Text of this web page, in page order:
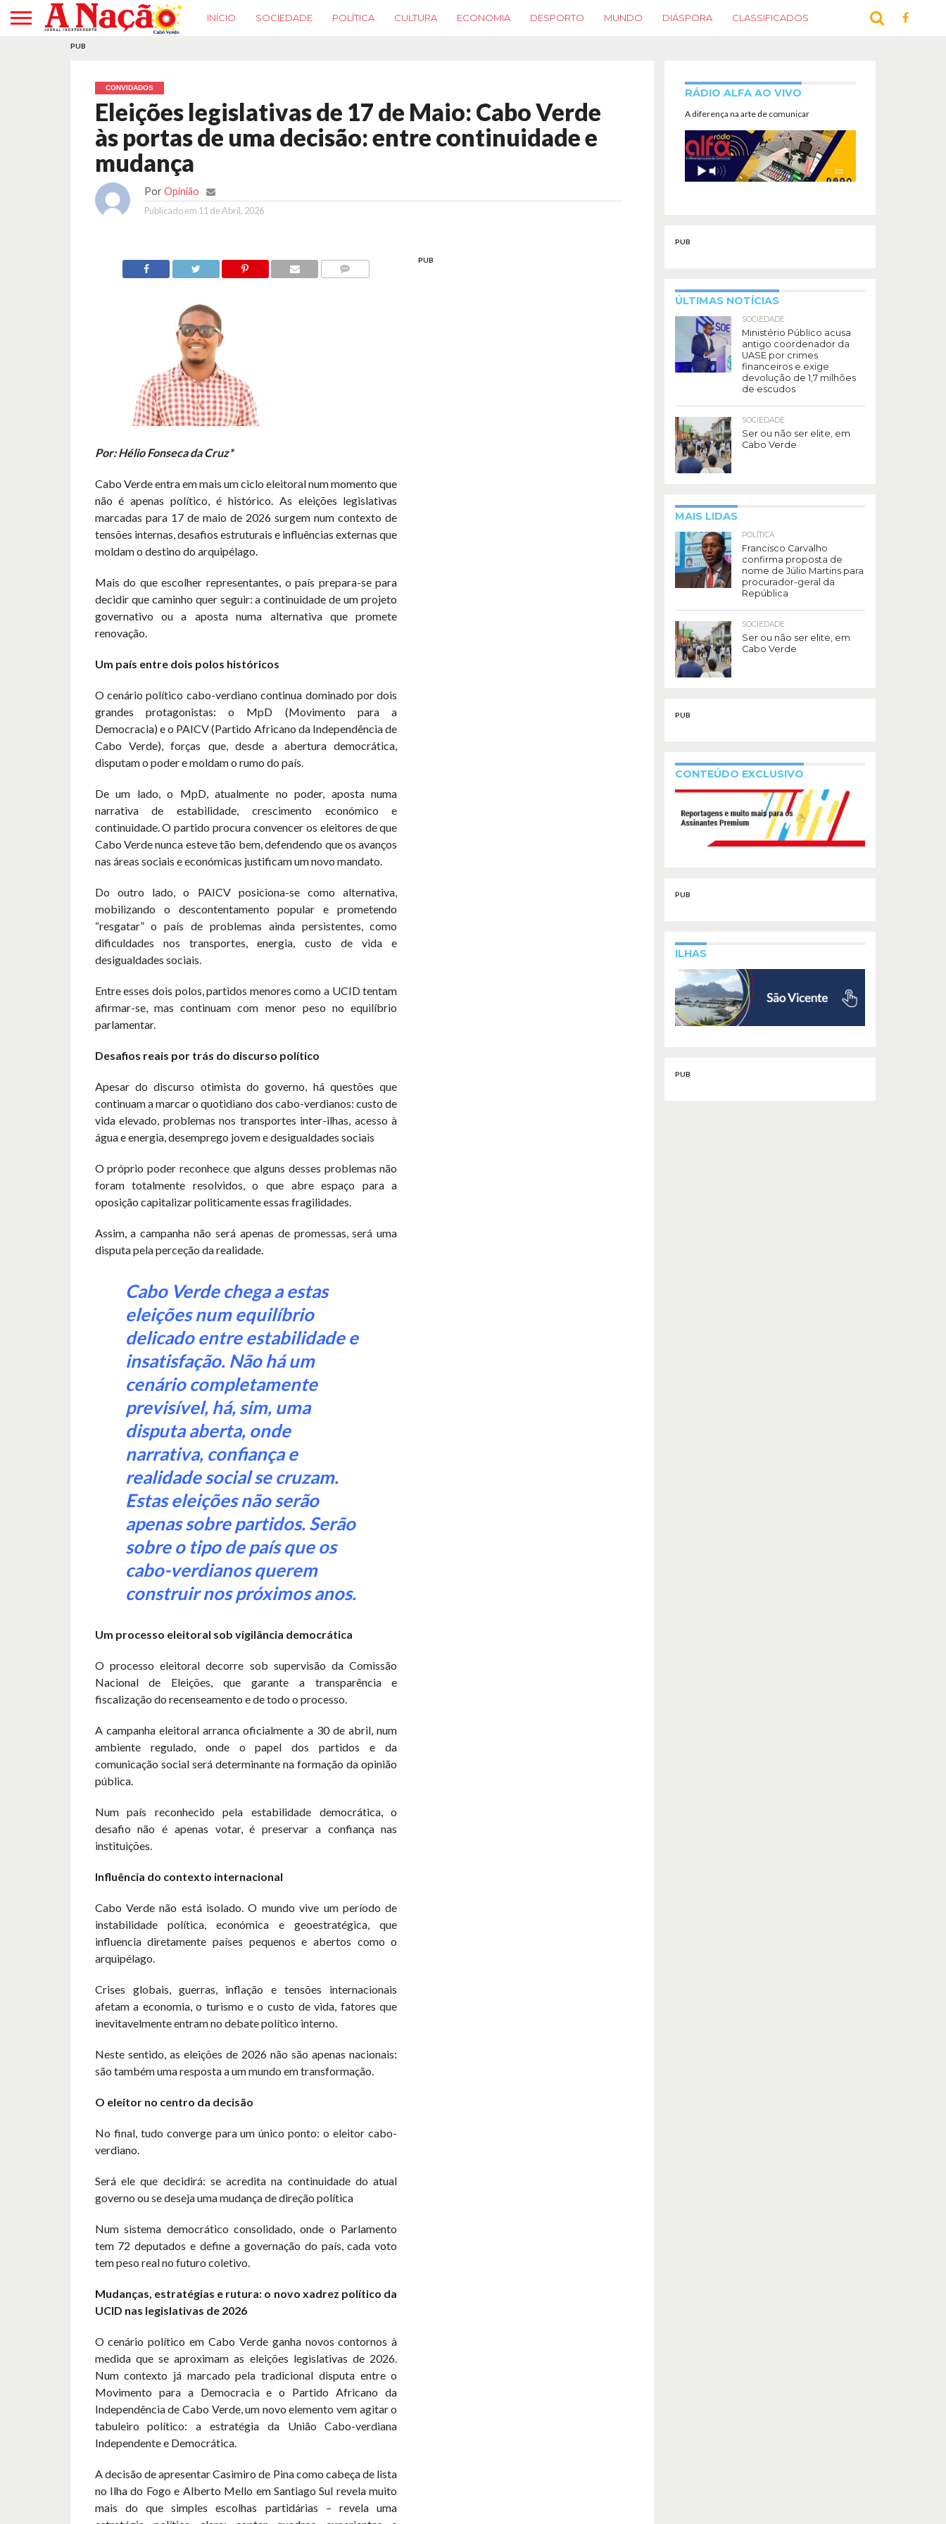
INÍCIO SOCIEDADE POLÍTICA CULTURA ECONOMIA DESPORTO MUNDO DIÁSPORA CLASSIFICADOS
PUB
CONVIDADOS
Eleições legislativas de 17 de Maio: Cabo Verde
às portas de uma decisão: entre continuidade e
mudança
Por Opinião
Publicado em 11 de Abril, 2026
Por: Hélio Fonseca da Cruz*
Cabo Verde entra em mais um ciclo eleitoral num momento que
não é apenas político, é histórico. As eleições legislativas
marcadas para 17 de maio de 2026 surgem num contexto de
tensões internas, desafios estruturais e influências externas que
moldam o destino do arquipélago.
Mais do que escolher representantes, o país prepara-se para
decidir que caminho quer seguir: a continuidade de um projeto
governativo ou a aposta numa alternativa que promete
renovação.
Um país entre dois polos históricos
O cenário político cabo-verdiano continua dominado por dois
grandes protagonistas: o MpD (Movimento para a
Democracia) e o PAICV (Partido Africano da Independência de
Cabo Verde), forças que, desde a abertura democrática,
disputam o poder e moldam o rumo do país.
De um lado, o MpD, atualmente no poder, aposta numa
narrativa de estabilidade, crescimento económico e
continuidade. O partido procura convencer os eleitores de que
Cabo Verde nunca esteve tão bem, defendendo que os avanços
nas áreas sociais e económicas justificam um novo mandato.
Do outro lado, o PAICV posiciona-se como alternativa,
mobilizando o descontentamento popular e prometendo
“resgatar” o país de problemas ainda persistentes, como
dificuldades nos transportes, energia, custo de vida e
desigualdades sociais.
Entre esses dois polos, partidos menores como a UCID tentam
afirmar-se, mas continuam com menor peso no equilíbrio
parlamentar.
Desafios reais por trás do discurso político
Apesar do discurso otimista do governo, há questões que
continuam a marcar o quotidiano dos cabo-verdianos: custo de
vida elevado, problemas nos transportes inter-ilhas, acesso à
água e energia, desemprego jovem e desigualdades sociais
O próprio poder reconhece que alguns desses problemas não
foram totalmente resolvidos, o que abre espaço para a
oposição capitalizar politicamente essas fragilidades.
Assim, a campanha não será apenas de promessas, será uma
disputa pela perceção da realidade.
Cabo Verde chega a estas
eleições num equilíbrio
delicado entre estabilidade e
insatisfação. Não há um
cenário completamente
previsível, há, sim, uma
disputa aberta, onde
narrativa, confiança e
realidade social se cruzam.
Estas eleições não serão
apenas sobre partidos. Serão
sobre o tipo de país que os
cabo-verdianos querem
construir nos próximos anos.
Um processo eleitoral sob vigilância democrática
O processo eleitoral decorre sob supervisão da Comissão
Nacional de Eleições, que garante a transparência e
fiscalização do recenseamento e de todo o processo.
A campanha eleitoral arranca oficialmente a 30 de abril, num
ambiente regulado, onde o papel dos partidos e da
comunicação social será determinante na formação da opinião
pública.
Num país reconhecido pela estabilidade democrática, o
desafio não é apenas votar, é preservar a confiança nas
instituições.
Influência do contexto internacional
Cabo Verde não está isolado. O mundo vive um período de
instabilidade política, económica e geoestratégica, que
influencia diretamente países pequenos e abertos como o
arquipélago.
Crises globais, guerras, inflação e tensões internacionais
afetam a economia, o turismo e o custo de vida, fatores que
inevitavelmente entram no debate político interno.
Neste sentido, as eleições de 2026 não são apenas nacionais:
são também uma resposta a um mundo em transformação.
O eleitor no centro da decisão
No final, tudo converge para um único ponto: o eleitor cabo-
verdiano.
Será ele que decidirá: se acredita na continuidade do atual
governo ou se deseja uma mudança de direção política
Num sistema democrático consolidado, onde o Parlamento
tem 72 deputados e define a governação do país, cada voto
tem peso real no futuro coletivo.
Mudanças, estratégias e rutura: o novo xadrez político da
UCID nas legislativas de 2026
O cenário político em Cabo Verde ganha novos contornos à
medida que se aproximam as eleições legislativas de 2026.
Num contexto já marcado pela tradicional disputa entre o
Movimento para a Democracia e o Partido Africano da
Independência de Cabo Verde, um novo elemento vem agitar o
tabuleiro político: a estratégia da União Cabo-verdiana
Independente e Democrática.
A decisão de apresentar Casimiro de Pina como cabeça de lista
no Ilha do Fogo e Alberto Mello em Santiago Sul revela muito
mais do que simples escolhas partidárias – revela uma
PUB
RÁDIO ALFA AO VIVO
A diferença na arte de comunicar
PUB
ÚLTIMAS NOTÍCIAS
SOCIEDADE
Ministério Público acusa
antigo coordenador da
UASE por crimes
financeiros e exige
devolução de 1,7 milhões
de escudos
SOCIEDADE
Ser ou não ser elite, em
Cabo Verde
MAIS LIDAS
POLÍTICA
Francisco Carvalho
confirma proposta de
nome de Júlio Martins para
procurador-geral da
República
SOCIEDADE
Ser ou não ser elite, em
Cabo Verde
PUB
CONTEÚDO EXCLUSIVO
PUB
ILHAS
PUB